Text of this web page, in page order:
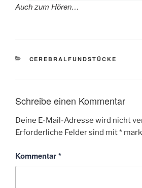
Auch zum Hören…
KATEGORIEN
CEREBRALFUNDSTÜCKE
Schreibe einen Kommentar
Deine E-Mail-Adresse wird nicht
Erforderliche Felder sind mit*
Kommentar*